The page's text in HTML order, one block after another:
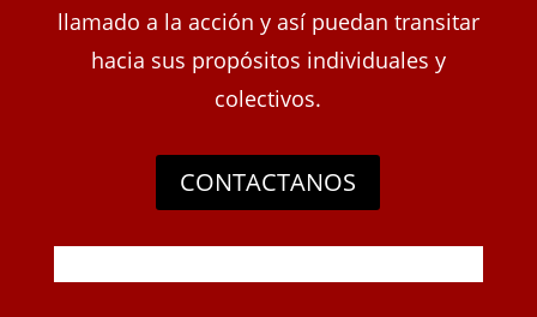
llamado a la acción y así puedan transitar
hacia sus propósitos individuales y
colectivos.
CONTACTANOS